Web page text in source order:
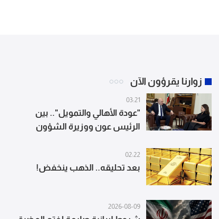
زوارنا يقرؤون الآن
03:21
"عودة الأهالي والتمويل".. بين
الرئيس عون ووزيرة الشؤون
02:22
بعد تحليقه.. الذهب ينخفض!
2026-08-09